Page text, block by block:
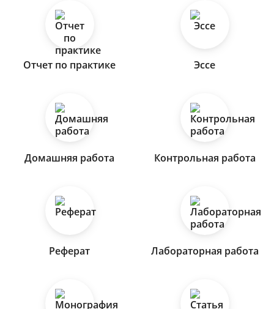
Отчет по практике Эссе
Домашняя работа Контрольная работа
Реферат Лабораторная работа